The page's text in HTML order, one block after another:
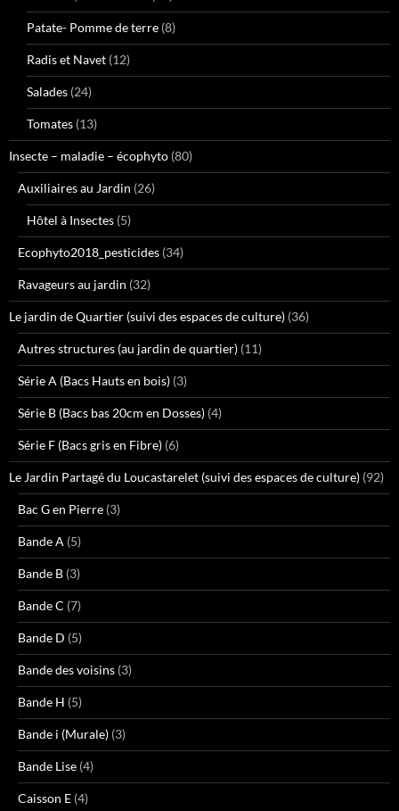
Patate- Pomme de terre (8)
Radis et Navet (12)
Salades (24)
Tomates (13)
Insecte – maladie – écophyto (80)
Auxiliaires au Jardin (26)
Hôtel à Insectes (5)
Ecophyto2018_pesticides (34)
Ravageurs au jardin (32)
Le jardin de Quartier (suivi des espaces de culture) (36)
Autres structures (au jardin de quartier) (11)
Série A (Bacs Hauts en bois) (3)
Série B (Bacs bas 20cm en Dosses) (4)
Série F (Bacs gris en Fibre) (6)
Le Jardin Partagé du Loucastarelet (suivi des espaces de culture) (92)
Bac G en Pierre (3)
Bande A (5)
Bande B (3)
Bande C (7)
Bande D (5)
Bande des voisins (3)
Bande H (5)
Bande i (Murale) (3)
Bande Lise (4)
Caisson E (4)